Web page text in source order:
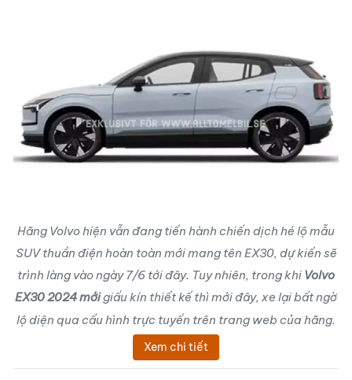
Hãng Volvo hiện vẫn đang tiến hành chiến dịch hé lộ mẫu
SUV thuần điện hoàn toàn mới mang tên EX30, dự kiến sẽ
trình làng vào ngày 7/6 tới đây. Tuy nhiên, trong khi Volvo
EX30 2024 mớigiấu kín thiết kế thì mới đây, xe lại bất ngờ
lộ diện qua cấu hình trực tuyến trên trang web của hãng.
Xem chi tiết